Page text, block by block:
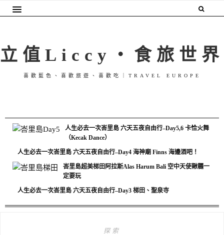
立值Liccy・食旅世界
喜歡藍色、喜歡旅遊、喜歡吃｜TRAVEL EUROPE
人生必去一次峇里島 六天五夜自由行–Day5,6 卡恰火舞
（Kecak Dance）
人生必去一次峇里島 六天五夜自由行–Day4 海神廟 Finns 海邊酒吧！
峇里島超美梯田阿拉斯Alas Harum Bali 空中天使鞦韆一
定要玩
人生必去一次峇里島 六天五夜自由行–Day3 梯田、聖泉寺
探索